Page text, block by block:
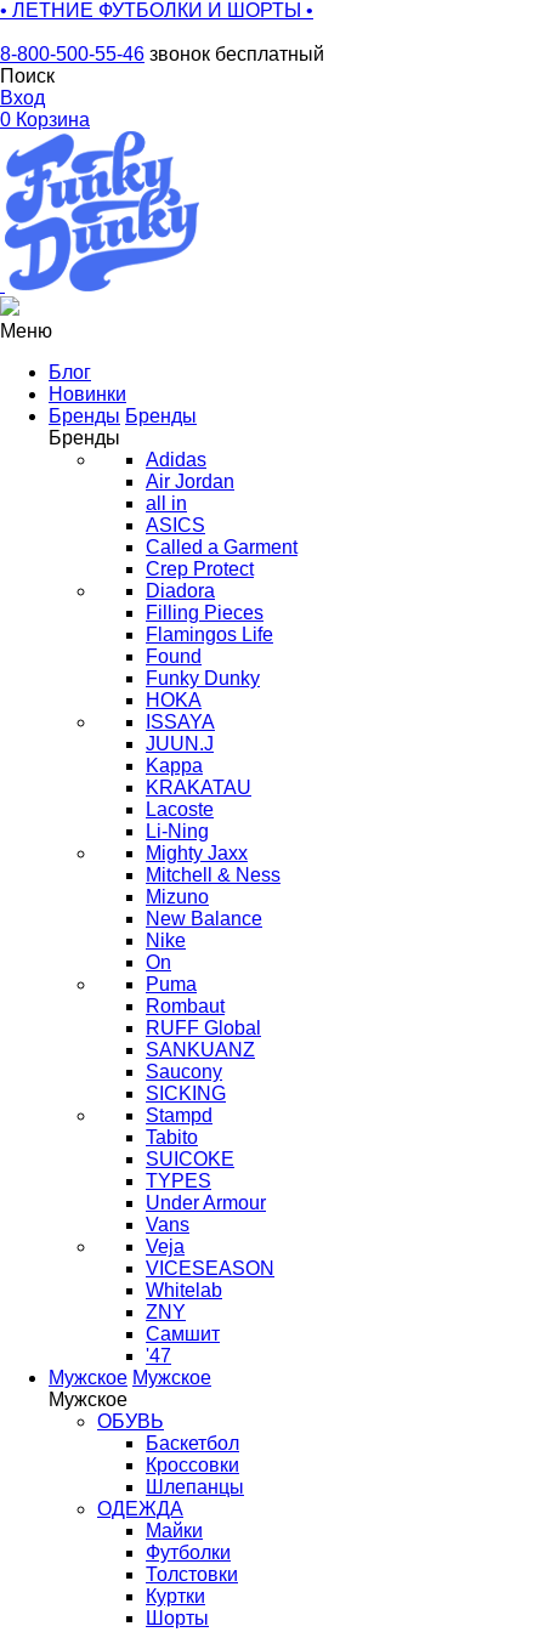
• ЛЕТНИЕ ФУТБОЛКИ И ШОРТЫ •
8-800-500-55-46 звонок бесплатный
Поиск
Вход
0 Корзина
Меню
Блог
Новинки
Бренды Бренды
Бренды
Adidas
Air Jordan
all in
ASICS
Called a Garment
Crep Protect
Diadora
Filling Pieces
Flamingos Life
Found
Funky Dunky
HOKA
ISSAYA
JUUN.J
Kappa
KRAKATAU
Lacoste
Li-Ning
Mighty Jaxx
Mitchell & Ness
Mizuno
New Balance
Nike
On
Puma
Rombaut
RUFF Global
SANKUANZ
Saucony
SICKING
Stampd
Tabito
SUICOKE
TYPES
Under Armour
Vans
Veja
VICESEASON
Whitelab
ZNY
Самшит
'47
Мужское Мужское
Мужское
ОБУВЬ
Баскетбол
Кроссовки
Шлепанцы
ОДЕЖДА
Майки
Футболки
Толстовки
Куртки
Шорты